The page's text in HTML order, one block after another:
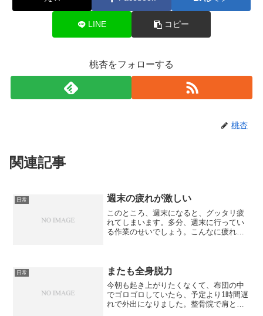
LINE コピー
桃杏をフォローする
桃杏
関連記事
日常 週末の疲れが激しい
このところ、週末になると、グッタリ疲
れてしまいます。多分、週末に行ってい
る作業のせいでしょう。こんなに疲れる
て、疲れが出なくなるはずで...
日常 またも全身脱力
今朝も起き上がりたくなくて、布団の中
でゴロゴロしていたら、予定より1時間遅
れで外出になりました。整骨院で肩と背